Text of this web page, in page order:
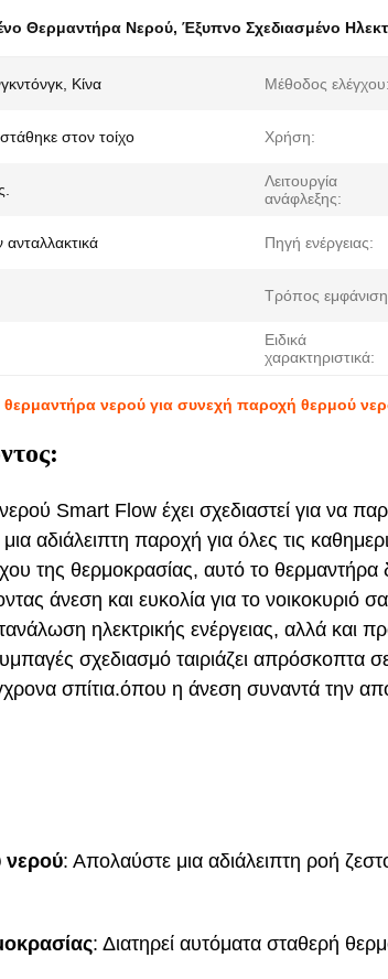
Θερμαντήρα Νερού, Έξυπνο Σχεδιασμένο
Κίνα Μέθοδος ελέγχου:
στον τοίχο Χρήση:
Λειτουργία
ανάφλεξης:
Πηγή ενέργειας:
Τρόπος
Ειδικά
χαρακτηριστικά:
νερού για συνεχή παροχή θερμού
Smart Flow έχει σχεδιαστεί για να
αδιάλειπτη παροχή για όλες τις
της θερμοκρασίας, αυτό το θερμαντήρα
άνεση και ευκολία για το νοικοκυριό
ηλεκτρικής ενέργειας, αλλά και
σχεδιασμό ταιριάζει απρόσκοπτα
σπίτια.όπου η άνεση συναντά την
νερού: Απολαύστε μια αδιάλειπτη ροή
: Διατηρεί αυτόματα σταθερή